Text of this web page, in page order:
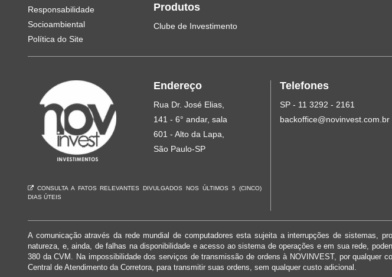
Responsabilidade
Socioambiental
Política do Site
Produtos
Clube de Investimento
Endereço
Rua Dr. José Elias,
141 - 6° andar, sala
601 - Alto da Lapa,
São Paulo-SP
CONSULTA A FATOS RELEVANTES DIVULGADOS NOS ÚLTIMOS 5 (CINCO)
DIAS ÚTEIS
Telefones
SP - 11 3292 - 2161
backoffice@novinvest.com.br
A comunicação através da rede mundial de computadores esta sujeita a interrupções de sistemas,
natureza, e, ainda, de falhas na disponibilidade e acesso ao sistema de operações e em sua rede,
380 da CVM. Na impossibilidade dos serviços de transmissão de ordens à NOVINVEST, por qualquer
Central de Atendimento da Corretora, para transmitir suas ordens, sem qualquer custo adicional.